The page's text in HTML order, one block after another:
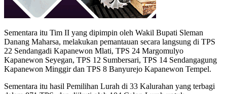
Sementara itu Tim II yang dipimpin oleh Wakil Bupati Sleman
Danang Maharsa, melakukan pemantauan secara langsung di TPS
22 Sendangadi Kapanewon Mlati, TPS 24 Margomulyo
Kapanewon Seyegan, TPS 12 Sumbersari, TPS 14 Sendangagung
Kapanewon Minggir dan TPS 8 Banyurejo Kapanewon Tempel.
Sementara itu hasil Pemilihan Lurah di 33 Kalurahan yang terbagi